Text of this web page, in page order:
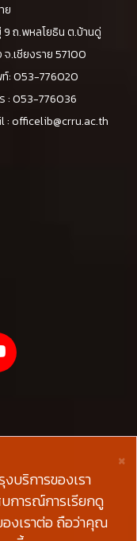
ย
ถ.พหลโยธิน ต.บ้านดู่
จ.เชียงราย 57100
ท์: 053-776020
: 053-776036
:officelib@crru.ac.th
×
บริการของเรา
การณ์การเรียกดู
งเราต่อ ถือว่าคุณ